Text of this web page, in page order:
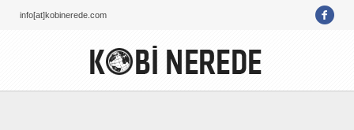
info[at]kobinerede.com